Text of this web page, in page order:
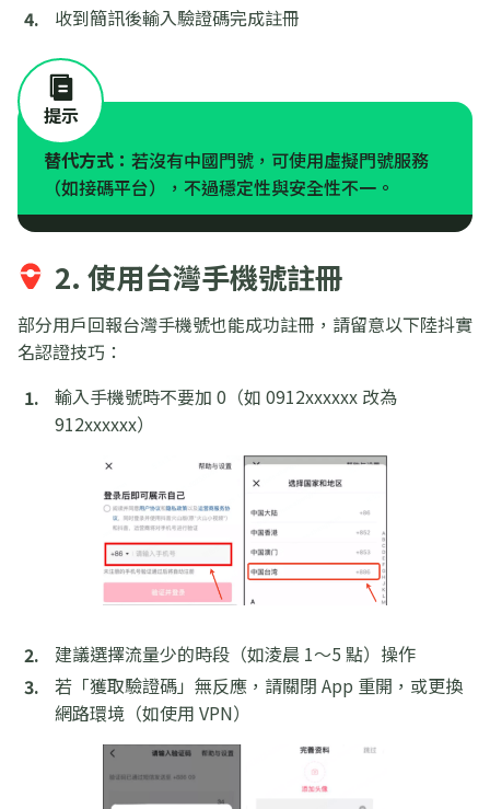
收到簡訊後輸入驗證碼完成註冊
提示
替代方式： 若沒有中國門號，可使用虛擬門號服務
（如接碼平台），不過穩定性與安全性不一。
2. 使用台灣手機號註冊
部分用戶回報台灣手機號也能成功註冊，請留意以下陸抖實
名認證技巧：
輸入手機號時不要加 0（如 0912xxxxxx 改為
912xxxxxx）
建議選擇流量少的時段（如淩晨 1～5 點）操作
若「獲取驗證碼」無反應，請關閉 App 重開，或更換
網路環境（如使用 VPN）